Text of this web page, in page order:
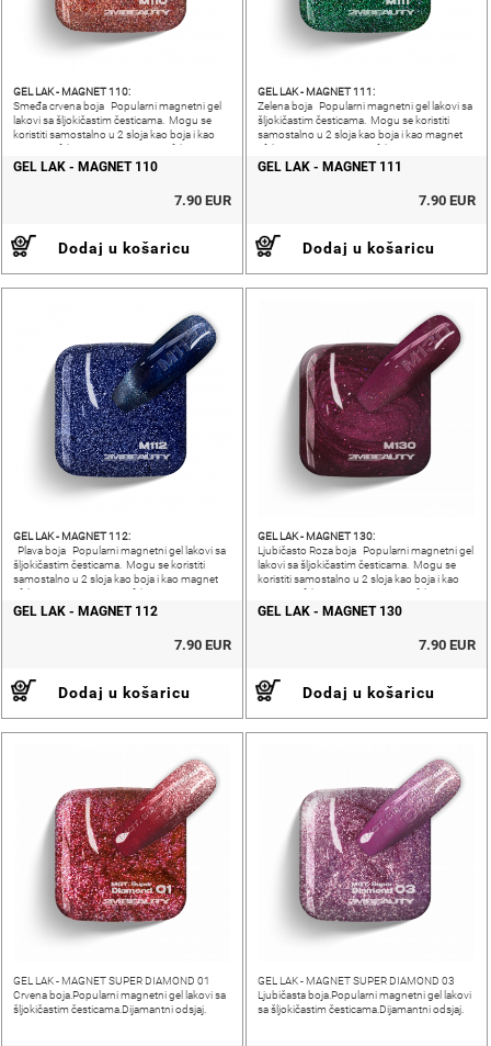
GEL LAK - MAGNET 110:
Smeđa crvena boja Popularni magnetni gel
lakovi sa šljokičastim česticama. Mogu se
koristiti samostalno u 2 sloja kao boja i kao
magnet efekt.CAT EYE i VELVET efekt.
GEL LAK - MAGNET 110
7.90 EUR
Dodaj u košaricu
GEL LAK - MAGNET 111:
Zelena boja Popularni magnetni gel lakovi sa
šljokičastim česticama. Mogu se koristiti
samostalno u 2 sloja kao boja i kao magnet
efekt.CAT EYE i VELVET efekt.
GEL LAK - MAGNET 111
7.90 EUR
Dodaj u košaricu
GEL LAK - MAGNET 112:
Plava boja Popularni magnetni gel lakovi sa
šljokičastim česticama. Mogu se koristiti
samostalno u 2 sloja kao boja i kao magnet
efekt.CAT EYE i VELVET efekt.
GEL LAK - MAGNET 112
7.90 EUR
Dodaj u košaricu
GEL LAK - MAGNET 130:
Ljubičasto Roza boja Popularni magnetni gel
lakovi sa šljokičastim česticama. Mogu se
koristiti samostalno u 2 sloja kao boja i kao
magnet efekt.CAT EYE i VELVET efekt.
GEL LAK - MAGNET 130
7.90 EUR
Dodaj u košaricu
GEL LAK - MAGNET SUPER DIAMOND 01
Crvena boja.Popularni magnetni gel lakovi sa
šljokičastim česticama.Dijamantni odsjaj.
GEL LAK - MAGNET SUPER DIAMOND 03
Ljubičasta boja.Popularni magnetni gel lakovi
sa šljokičastim česticama.Dijamantni odsjaj.